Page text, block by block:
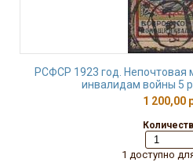
РСФСР 1923 год. Непочтовая
инвалидам войны 5
1 200,00
1 доступно